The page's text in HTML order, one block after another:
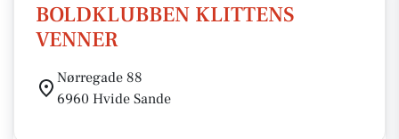
BOLDKLUBBEN KLITTENS
VENNER
Nørregade 88
6960 Hvide Sande